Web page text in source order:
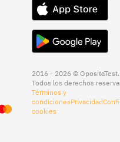
2016 - 2026 © OpositaTest.
Todos los derechos
Términos y
condicionesPrivacidad
cookies